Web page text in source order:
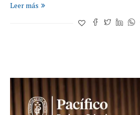
Leer más